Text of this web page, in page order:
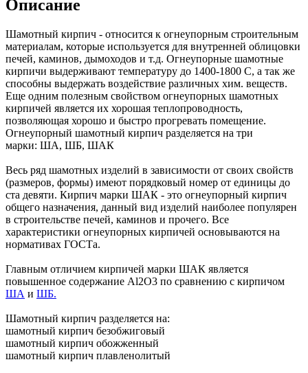
Описание
Шамотный кирпич - относится к огнеупорным строительным
материалам, которые используется для внутренней облицовки
печей, каминов, дымоходов и т.д. Огнеупорные шамотные
кирпичи выдерживают температуру до 1400-1800 С, а так же
способны выдержать воздействие различных хим. веществ.
Еще одним полезным свойством огнеупорных шамотных
кирпичей является их хорошая теплопроводность,
позволяющая хорошо и быстро прогревать помещение.
Огнеупорный шамотный кирпич разделяется на три
марки: ША, ШБ, ШАК
Весь ряд шамотных изделий в зависимости от своих свойств
(размеров, формы) имеют порядковый номер от единицы до
ста девяти. Кирпич марки ШАК - это огнеупорный кирпич
общего назначения, данный вид изделий наиболее популярен
в строительстве печей, каминов и прочего. Все
характеристики огнеупорных кирпичей основываются на
нормативах ГОСТа.
Главным отличием кирпичей марки ШАК является
повышенное содержание Al2O3 по сравнению с кирпичом
ША и ШБ.
Шамотный кирпич разделяется на:
шамотный кирпич безобжиговый
шамотный кирпич обожженный
шамотный кирпич плавленолитый